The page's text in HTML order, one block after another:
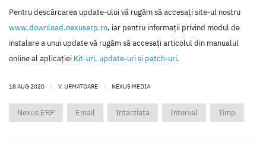
Pentru descărcarea update-ului vă rugăm să accesaţi site-ul nostru
www.download.nexuserp.ro, iar pentru informaţii privind modul de
instalare a unui update vă rugăm să accesaţi articolul din manualul
online al aplicaţiei Kit-uri, update-uri şi patch-uri.
18 AUG 2020 | V. URMATOARE | NEXUS MEDIA
Nexus ERP Email Intarziata Interval Timp